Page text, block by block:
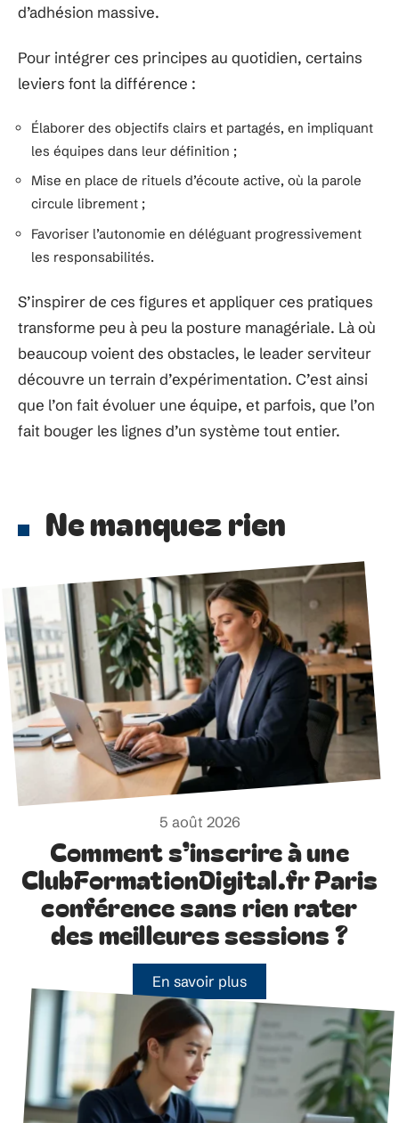
d’adhésion massive.
Pour intégrer ces principes au quotidien, certains
leviers font la différence :
Élaborer des objectifs clairs et partagés, en impliquant
les équipes dans leur définition ;
Mise en place de rituels d’écoute active, où la parole
circule librement ;
Favoriser l’autonomie en déléguant progressivement
les responsabilités.
S’inspirer de ces figures et appliquer ces pratiques
transforme peu à peu la posture managériale. Là où
beaucoup voient des obstacles, le leader serviteur
découvre un terrain d’expérimentation. C’est ainsi
que l’on fait évoluer une équipe, et parfois, que l’on
fait bouger les lignes d’un système tout entier.
Ne manquez rien
5 août 2026
Comment s’inscrire à une
ClubFormationDigital.fr Paris
conférence sans rien rater
des meilleures sessions ?
En savoir plus